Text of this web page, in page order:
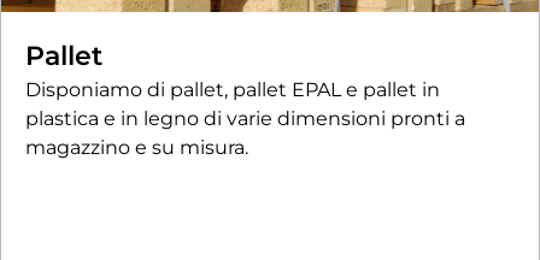
Pallet
Disponiamo di pallet, pallet EPAL e pallet in
plastica e in legno di varie dimensioni pronti a
magazzino e su misura.